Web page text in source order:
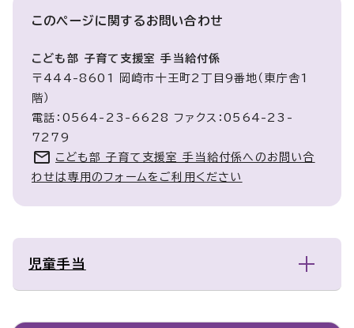
このページに関するお問い合わせ
こども部 子育て支援室 手当給付係
〒444-8601 岡崎市十王町2丁目9番地（東庁舎1
階）
電話：0564-23-6628 ファクス：0564-23-
7279
こども部 子育て支援室 手当給付係へのお問い合
わせは専用のフォームをご利用ください
児童手当